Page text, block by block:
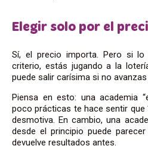
Elegir solo por el
Sí, el precio importa. Pero si
criterio, estás jugando a la
puede salir carísima si no
Piensa en esto: una academia
poco prácticas te hace sentir que
desmotiva. En cambio, una
desde el principio puede
devuelve resultados antes.